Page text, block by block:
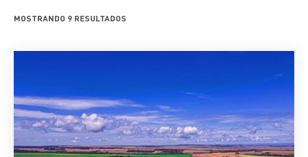
MOSTRANDO 9 RESULTADOS